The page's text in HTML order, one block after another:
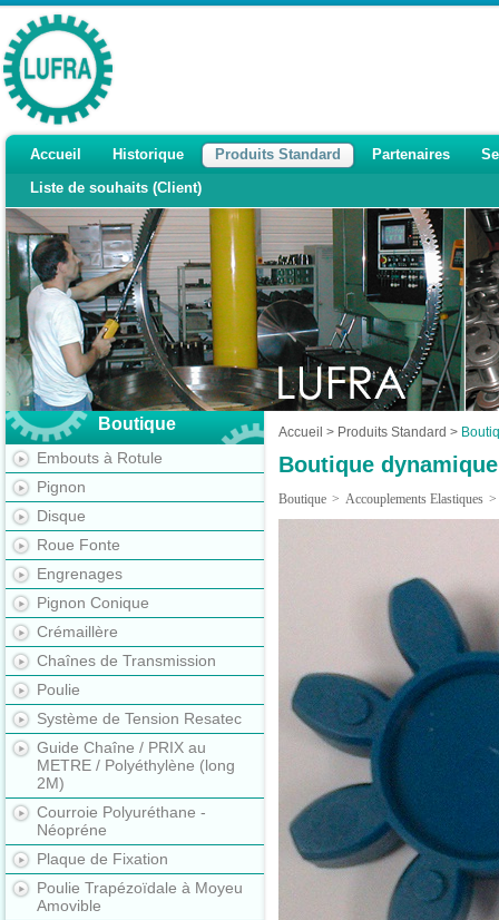
Accueil Historique Produits Standard Partenaires
Liste de souhaits (Client)
Boutique
Embouts à Rotule
Pignon
Disque
Roue Fonte
Engrenages
Pignon Conique
Crémaillère
Chaînes de Transmission
Poulie
Système de Tension Resatec
Guide Chaîne / PRIX au
METRE / Polyéthylène (long
2M)
Courroie Polyuréthane -
Néopréne
Plaque de Fixation
Poulie Trapézoïdale à Moyeu
Amovible
Accueil > Produits Standard >
Boutique dynamique
Boutique > Accouplements Elastiques >